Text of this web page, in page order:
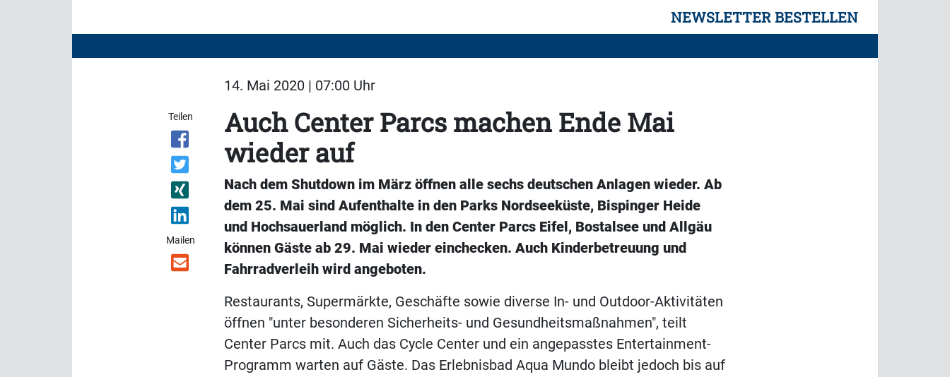
NEWSLETTER BESTELLEN
14. Mai 2020 | 07:00 Uhr
Teilen
Mailen
Auch Center Parcs machen Ende Mai
wieder auf
Nach dem Shutdown im März öffnen alle sechs deutschen Anlagen wieder. Ab
dem 25. Mai sind Aufenthalte in den Parks Nordseeküste, Bispinger Heide
und Hochsauerland möglich. In den Center Parcs Eifel, Bostalsee und Allgäu
können Gäste ab 29. Mai wieder einchecken. Auch Kinderbetreuung und
Fahrradverleih wird angeboten.
Restaurants, Supermärkte, Geschäfte sowie diverse In- und Outdoor-Aktivitäten
öffnen "unter besonderen Sicherheits- und Gesundheitsmaßnahmen", teilt
Center Parcs mit. Auch das Cycle Center und ein angepasstes Entertainment-
Programm warten auf Gäste. Das Erlebnisbad Aqua Mundo bleibt jedoch bis auf